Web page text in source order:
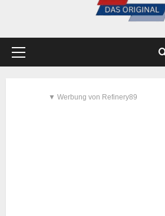
▼ Werbung von Refinery89